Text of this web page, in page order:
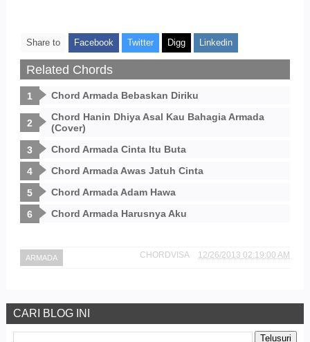
Share to Facebook Twitter Digg Linkedin
Related Chords
Chord Armada Bebaskan Diriku
Chord Hanin Dhiya Asal Kau Bahagia Armada
(Cover)
Chord Armada Cinta Itu Buta
Chord Armada Awas Jatuh Cinta
Chord Armada Adam Hawa
Chord Armada Harusnya Aku
ARMADA CHORDVISA 12/26/2013 02:19:00 AM
CARI BLOG INI